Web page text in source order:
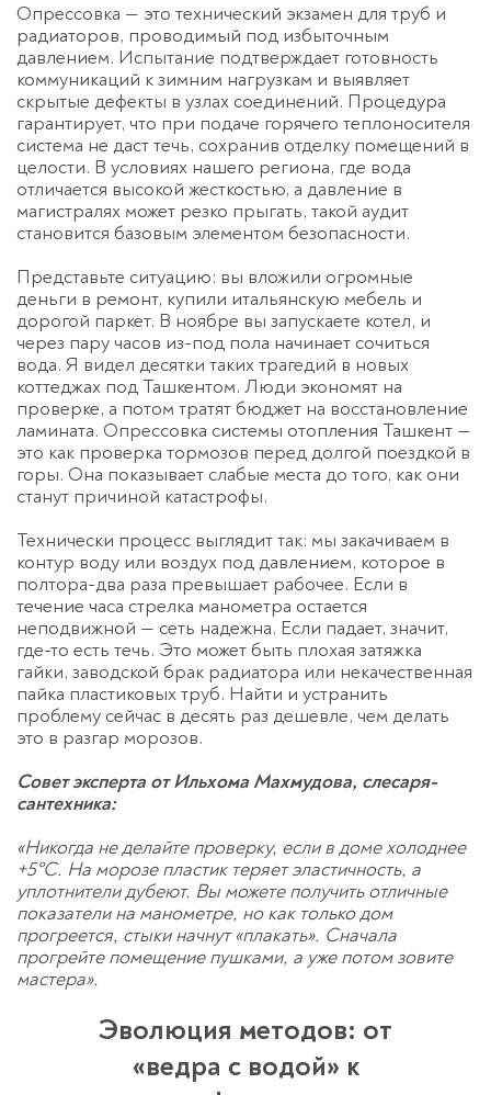
Опрессовка — это технический экзамен для труб и
радиаторов, проводимый под избыточным
давлением. Испытание подтверждает готовность
коммуникаций к зимним нагрузкам и выявляет
скрытые дефекты в узлах соединений. Процедура
гарантирует, что при подаче горячего теплоносителя
система не даст течь, сохранив отделку помещений в
целости. В условиях нашего региона, где вода
отличается высокой жесткостью, а давление в
магистралях может резко прыгать, такой аудит
становится базовым элементом безопасности.
Представьте ситуацию: вы вложили огромные
деньги в ремонт, купили итальянскую мебель и
дорогой паркет. В ноябре вы запускаете котел, и
через пару часов из-под пола начинает сочиться
вода. Я видел десятки таких трагедий в новых
коттеджах под Ташкентом. Люди экономят на
проверке, а потом тратят бюджет на восстановление
ламината. Опрессовка системы отопления Ташкент —
это как проверка тормозов перед долгой поездкой в
горы. Она показывает слабые места до того, как они
станут причиной катастрофы.
Технически процесс выглядит так: мы закачиваем в
контур воду или воздух под давлением, которое в
полтора-два раза превышает рабочее. Если в
течение часа стрелка манометра остается
неподвижной — сеть надежна. Если падает, значит,
где-то есть течь. Это может быть плохая затяжка
гайки, заводской брак радиатора или некачественная
пайка пластиковых труб. Найти и устранить
проблему сейчас в десять раз дешевле, чем делать
это в разгар морозов.
Совет эксперта от Ильхома Махмудова, слесаря-
сантехника:
«Никогда не делайте проверку, если в доме холоднее
+5°C. На морозе пластик теряет эластичность, а
уплотнители дубеют. Вы можете получить отличные
показатели на манометре, но как только дом
прогреется, стыки начнут «плакать». Сначала
прогрейте помещение пушками, а уже потом зовите
мастера».
Эволюция методов: от
«ведра с водой» к
Оставьте заявку